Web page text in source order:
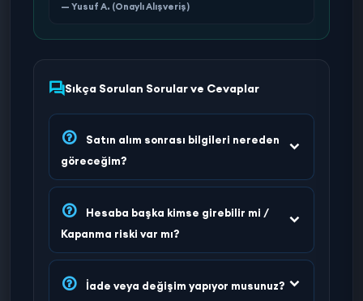
— Yusuf A. (Onaylı Alışveriş)
Sıkça Sorulan Sorular ve Cevaplar
Satın alım sonrası bilgileri nereden
göreceğim?
Hesaba başka kimse girebilir mi /
Kapanma riski var mı?
İade veya değişim yapıyor musunuz?